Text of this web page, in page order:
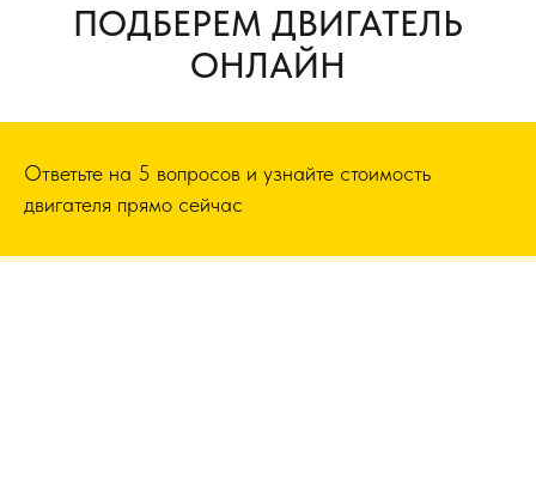
ПОДБЕРЕМ ДВИГАТЕЛЬ
ОНЛАЙН
Ответьте на 5 вопросов и узнайте стоимость
двигателя прямо сейчас